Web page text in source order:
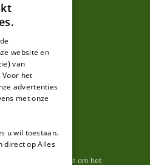
ons uiterste best om het
GERMAN
website en
van
Voor het
advertenties
met onze
u wil toestaan.
direct op Alles